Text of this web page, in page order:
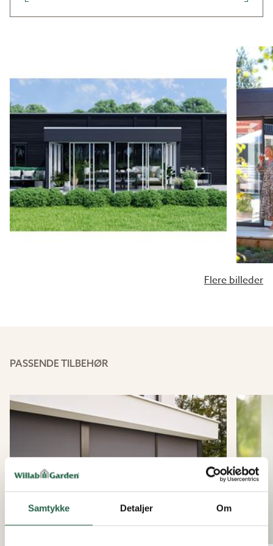
Samtykke Detaljer Om
ET TILSAVET SKELET
Er selvfølgelig det nemmeste alternativ. Alle
limtræsbjælkerne leveres tilsavede, og stolperne er
forsynet med indhak for nemmest mulig montage. Der
er kun nogle få lister og lægter som du skal passe til på
stedet. Et tilsavet skelet vil spare dig meget tid.
KOMPLET GRUNDKIT
Du sparer tid og får alt, hvad du har brug for, undtagen
Det er særdeles vigtigt, at alle byggeprojekter
dimensioneres i henhold til de gældende regler. Alle
Willab Gardens beregninger sker efter disse regler.
Rummets dybde og den største partibredde er nogle af
de vigtigste parametre, der bestemmer udestuens
dimensionering. For Danmark gælder snezone 1,0 i de
sydligste egne og snezone 1,5 i de nordlige egne.Læs
mere »
Flere billeder
PASSENDE TILBEHØR